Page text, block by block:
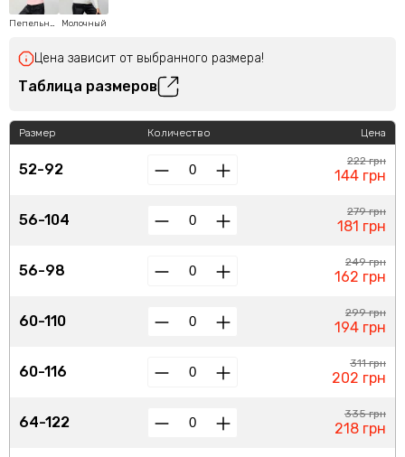
Пепельно-розовый Молочный
Цена зависит от выбранного размера!
Таблица размеров
Размер
52-92
56-104
56-98
60-110
60-116
64-122
Количество Цена
222 грн
144 грн
279 грн
181 грн
249 грн
162 грн
299 грн
194 грн
311 грн
202 грн
335 грн
218 грн